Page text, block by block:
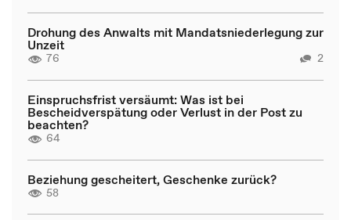
Drohung des Anwalts mit Mandatsniederlegung zur
Unzeit
76 2
Einspruchsfrist versäumt: Was ist bei
Bescheidverspätung oder Verlust in der Post zu
beachten?
64
Beziehung gescheitert, Geschenke zurück?
58